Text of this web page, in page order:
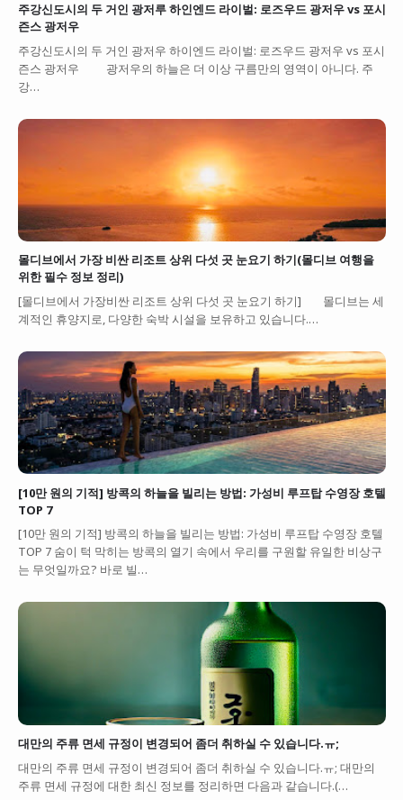
주강신도시의 두 거인 광저루 하인엔드 라이벌: 로즈우드 광저우 vs 포시
즌스 광저우
주강신도시의 두 거인 광저우 하이엔드 라이벌: 로즈우드 광저우 vs 포시
즌스 광저우 광저우의 하늘은 더 이상 구름만의 영역이 아니다. 주
강…
몰디브에서 가장 비싼 리조트 상위 다섯 곳 눈요기 하기(몰디브 여행을
위한 필수 정보 정리)
[몰디브에서 가장비싼 리조트 상위 다섯 곳 눈요기 하기] 몰디브는 세
계적인 휴양지로, 다양한 숙박 시설을 보유하고 있습니다.…
[10만 원의 기적] 방콕의 하늘을 빌리는 방법: 가성비 루프탑 수영장 호텔
TOP 7
[10만 원의 기적] 방콕의 하늘을 빌리는 방법: 가성비 루프탑 수영장 호텔
TOP 7 숨이 턱 막히는 방콕의 열기 속에서 우리를 구원할 유일한 비상구
는 무엇일까요? 바로 빌…
대만의 주류 면세 규정이 변경되어 좀더 취하실 수 있습니다.ㅠ;
대만의 주류 면세 규정이 변경되어 좀더 취하실 수 있습니다.ㅠ; 대만의
주류 면세 규정에 대한 최신 정보를 정리하면 다음과 같습니다.(…